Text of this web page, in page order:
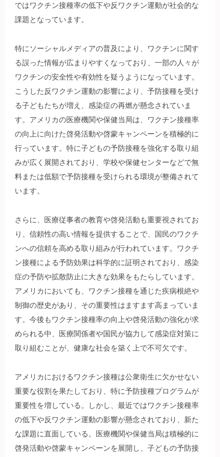
ではワクチン接種率の低下や反ワクチン運動が社会的な
課題となっています。
特にソーシャルメディアの普及により、ワクチンに関す
る誤った情報が広まりやすくなっており、一部の人々が
ワクチンの安全性や有効性を疑うようになっています。
こうした反ワクチン運動の影響により、予防接種を受け
る子どもたちが増え、感染症の再燃が懸念されていま
す。アメリカの医療機関や保健当局は、ワクチン接種率
の向上に向けた啓発活動や啓蒙キャンペーンを積極的に
行っています。特に子どもの予防接種を強化する取り組
みが広く展開されており、学校や保健センターなどで無
料または低額で予防接種を受けられる環境が整備されて
います。
さらに、医療従事者の教育や啓発活動も重要視されてお
り、信頼性の高い情報を提供することで、国民のワクチ
ンへの信頼を高める取り組みが行われています。ワクチ
ン接種による予防効果は科学的に証明されており、感染
症の予防や拡散防止に大きな効果をもたらしています。
アメリカにおいても、ワクチン接種を通じた疾病根絶や
制御の歴史があり、その重要性はますます高まっていま
す。今後もワクチン接種率の向上や啓発活動の強化が求
められる中、医療関係者や国民が協力して感染症対策に
取り組むことが、健康な社会を築く上で不可欠です。
アメリカにおけるワクチン接種は公衆衛生に欠かせない
重要な役割を果たしており、特に予防接種プログラムが
重要性を増している。しかし、最近ではワクチン接種率
の低下や反ワクチン運動の影響が懸念されており、新た
な課題に直面している。医療機関や保健当局は積極的に
啓発活動や啓蒙キャンペーンを展開し、子どもの予防接